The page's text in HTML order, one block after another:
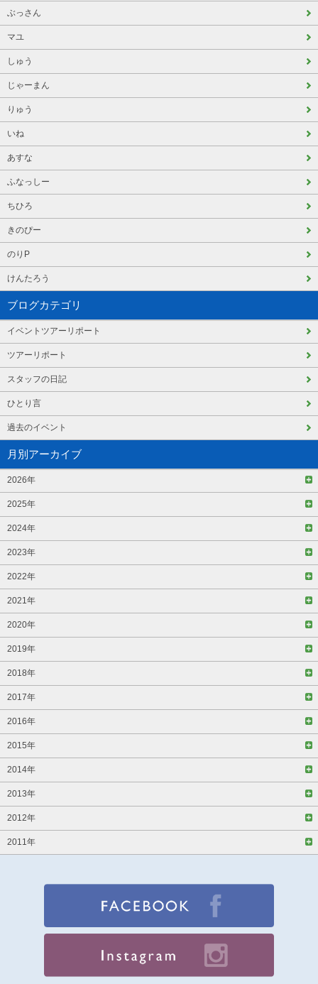
ぶっさん
マユ
しゅう
じゃーまん
りゅう
いね
あすな
ふなっしー
ちひろ
きのぴー
のりP
けんたろう
ブログカテゴリ
イベントツアーリポート
ツアーリポート
スタッフの日記
ひとり言
過去のイベント
月別アーカイブ
2026年
2025年
2024年
2023年
2022年
2021年
2020年
2019年
2018年
2017年
2016年
2015年
2014年
2013年
2012年
2011年